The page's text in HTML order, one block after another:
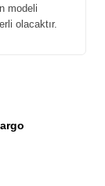
modeli
olacaktır.